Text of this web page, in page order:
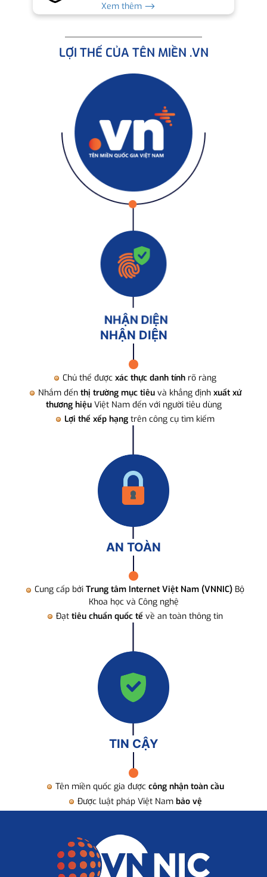
Xem thêm ⟶
LỢI THẾ CỦA TÊN MIỀN .VN
NHẬN DIỆN
Chủ thể được xác thực danh tính rõ ràng
Nhắm đến thị trường mục tiêuvà khẳng định xuất xứ
thương hiệuViệt Nam đến với người tiêu dùng
Lợi thế xếp hạng trên công cụ tìm kiếm
AN TOÀN
Cung cấp bởi Trung tâm Internet Việt Nam (VNNIC) Bộ
Khoa học và Công nghệ
Đạt tiêu chuẩn quốc tế về an toàn thông tin
TIN CẬY
Tên miền quốc gia được công nhận toàn cầu
Được luật pháp Việt Nam bảo vệ